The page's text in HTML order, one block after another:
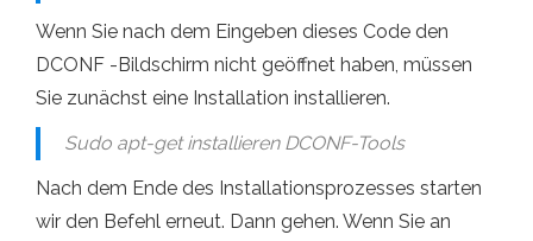
Wenn Sie nach dem Eingeben dieses Code den
DCONF -Bildschirm nicht geöffnet haben, müssen
Sie zunächst eine Installation installieren.
Sudo apt-get installieren DCONF-Tools
Nach dem Ende des Installationsprozesses starten
wir den Befehl erneut. Dann gehen. Wenn Sie an